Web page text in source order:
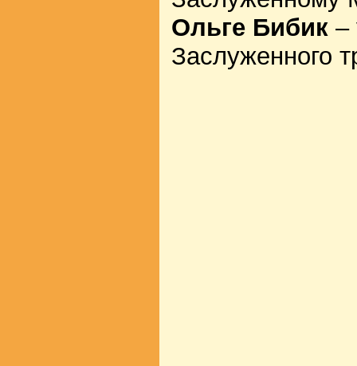
Ольге Бибик –
Заслуженного